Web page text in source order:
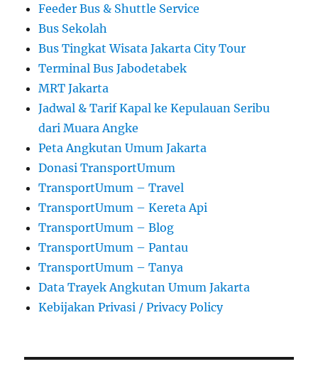
Feeder Bus & Shuttle Service
Bus Sekolah
Bus Tingkat Wisata Jakarta City Tour
Terminal Bus Jabodetabek
MRT Jakarta
Jadwal & Tarif Kapal ke Kepulauan Seribu
dari Muara Angke
Peta Angkutan Umum Jakarta
Donasi TransportUmum
TransportUmum – Travel
TransportUmum – Kereta Api
TransportUmum – Blog
TransportUmum – Pantau
TransportUmum – Tanya
Data Trayek Angkutan Umum Jakarta
Kebijakan Privasi / Privacy Policy